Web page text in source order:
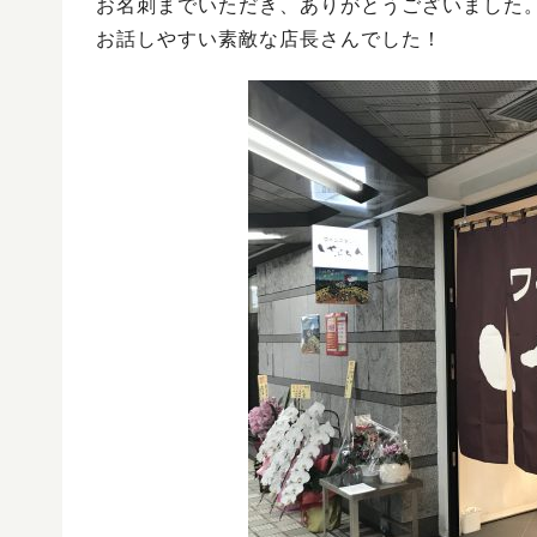
お名刺までいただき、ありがとうございました
お話しやすい素敵な店長さんでした！